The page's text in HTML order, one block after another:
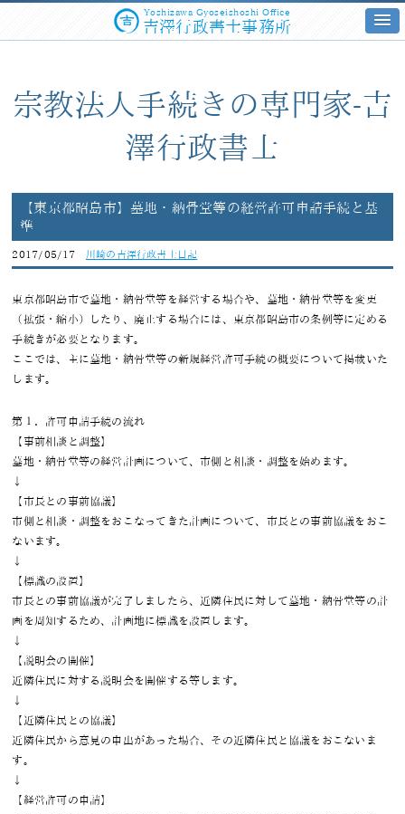
Yoshizawa Gyoseishoshi Office
吉澤行政書士事務所
宗教法人手続きの専門家-吉
澤行政書士
【東京都昭島市】墓地・納骨堂等の経営許可申請手続と基
準
2017/05/17 川崎の吉澤行政書士日記
東京都昭島市で墓地・納骨堂等を経営する場合や、墓地・納骨堂等を変更
（拡張・縮小）したり、廃止する場合には、東京都昭島市の条例等に定める
手続きが必要となります。
ここでは、主に墓地・納骨堂等の新規経営許可手続の概要について掲載いた
します。
第１．許可申請手続の流れ
【事前相談と調整】
墓地・納骨堂等の経営計画について、市側と相談・調整を始めます。
↓
【市長との事前協議】
市側と相談・調整をおこなってきた計画について、市長との事前協議をおこ
ないます。
↓
【標識の設置】
市長との事前協議が完了しましたら、近隣住民に対して墓地・納骨堂等の計
画を周知するため、計画地に標識を設置します。
↓
【説明会の開催】
近隣住民に対する説明会を開催する等します。
↓
【近隣住民との協議】
近隣住民から意見の申出があった場合、その近隣住民と協議をおこないま
す。
↓
【経営許可の申請】